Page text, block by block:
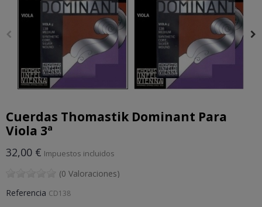
Cuerdas Thomastik Dominant Para
Viola 3ª
32,00 € Impuestos incluidos
(0 Valoraciones)
Referencia CD138